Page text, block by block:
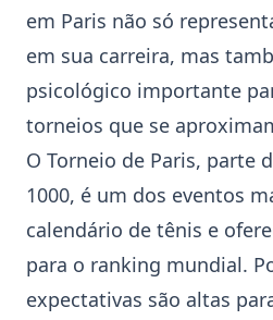
em Paris não só
em sua carreira, mas
psicológico importante
torneios que se
O Torneio de Paris, parte
1000, é um dos eventos
calendário de tênis e
para o ranking mundial.
expectativas são altas